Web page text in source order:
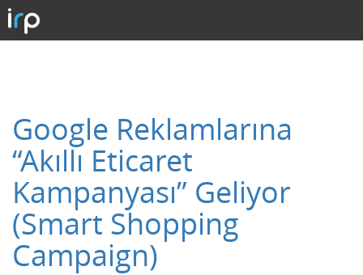
Google Reklamlarına
“Akıllı Eticaret
Kampanyası” Geliyor
(Smart Shopping
Campaign)